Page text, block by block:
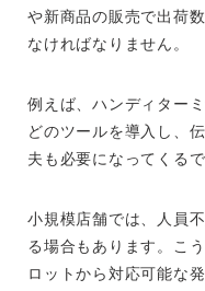
や新商品の販売で出荷
なければなりません。
例えば、ハンディター
どのツールを導入し、
夫も必要になってくるで
小規模店舗では、人員
る場合もあります。こ
ロットから対応可能な